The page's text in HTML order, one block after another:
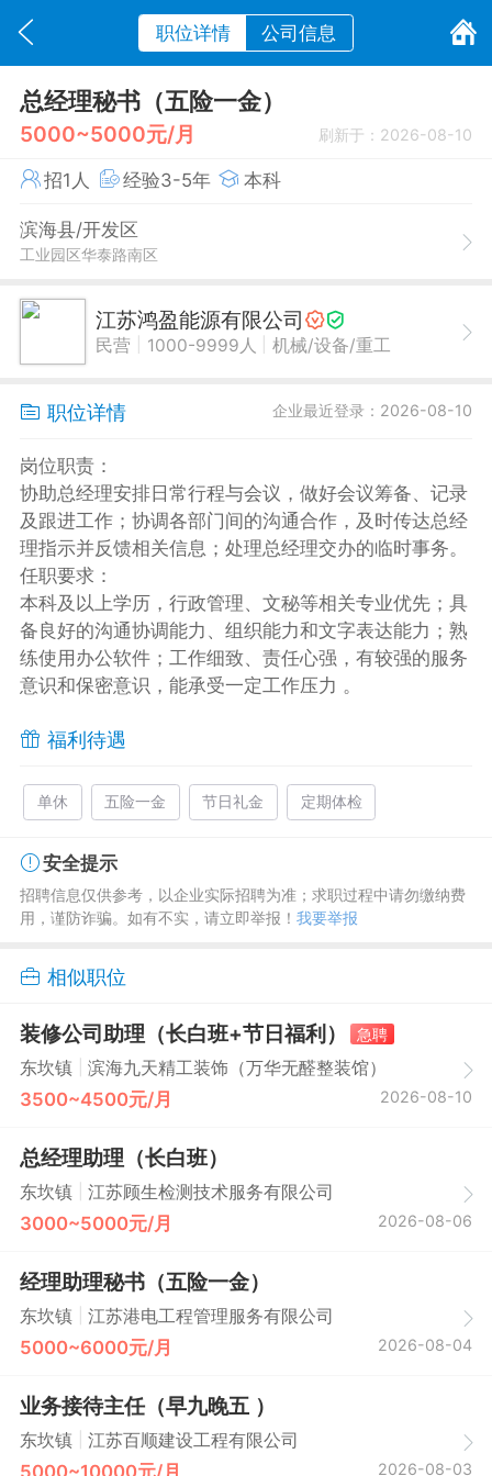
职位详情 公司信息
总经理秘书（五险一金）
5000~5000元/月 刷新于：2026-08-10
招1人 经验3-5年 本科
滨海县/开发区
工业园区华泰路南区
江苏鸿盈能源有限公司
民营 1000-9999人 机械/设备/重工
职位详情 企业最近登录：2026-08-10
岗位职责：
协助总经理安排日常行程与会议，做好会议筹备、记录
及跟进工作；协调各部门间的沟通合作，及时传达总经
理指示并反馈相关信息；处理总经理交办的临时事务。
任职要求：
本科及以上学历，行政管理、文秘等相关专业优先；具
备良好的沟通协调能力、组织能力和文字表达能力；熟
练使用办公软件；工作细致、责任心强，有较强的服务
意识和保密意识，能承受一定工作压力 。
福利待遇
单休 五险一金 节日礼金 定期体检
安全提示
招聘信息仅供参考，以企业实际招聘为准；求职过程中请勿缴纳费
用，谨防诈骗。如有不实，请立即举报！ 我要举报
相似职位
装修公司助理（长白班+节日福利）
急聘
东坎镇
滨海九天精工装饰（万华无醛整装馆）
3500~4500元/月 2026-08-10
总经理助理（长白班）
东坎镇 江苏顾生检测技术服务有限公司
3000~5000元/月 2026-08-06
经理助理秘书（五险一金）
东坎镇 江苏港电工程管理服务有限公司
5000~6000元/月 2026-08-04
业务接待主任（早九晚五 ）
东坎镇 江苏百顺建设工程有限公司
2026-08-03